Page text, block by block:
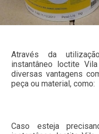
Através da
instantâneo loctite
diversas vantagens
peça ou material, como:
Caso esteja